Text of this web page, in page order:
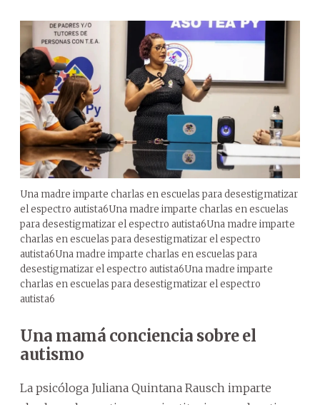
Una madre imparte charlas en escuelas para desestigmatizar
el espectro autista6Una madre imparte charlas en escuelas
para desestigmatizar el espectro autista6Una madre imparte
charlas en escuelas para desestigmatizar el espectro
autista6Una madre imparte charlas en escuelas para
desestigmatizar el espectro autista6Una madre imparte
charlas en escuelas para desestigmatizar el espectro
autista6
Una mamá conciencia sobre el
autismo
La psicóloga Juliana Quintana Rausch imparte